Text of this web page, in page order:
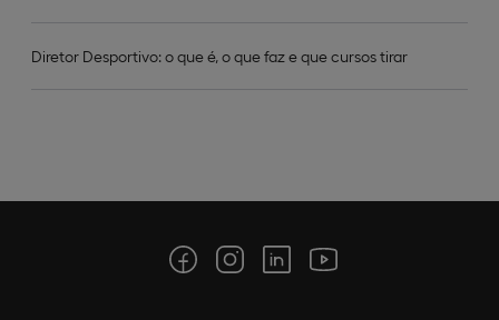
Diretor Desportivo: o que é, o que faz e que cursos tirar